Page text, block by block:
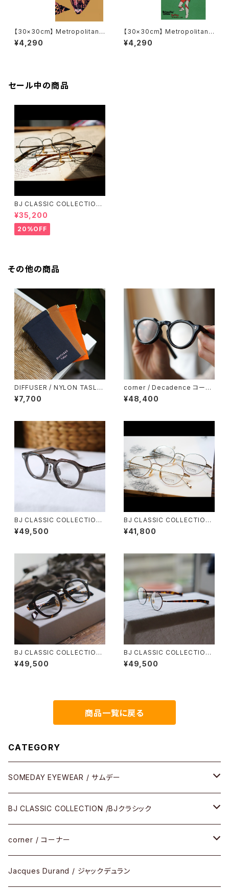
【30×30cm】 Metropolitan
Crossbottle メトロポリタンク
ロスボトル MCB-30-61 / hea
¥4,290
【30×30cm】 Metropolitan
Crossbottle メトロポリタンク
ロスボトル MCB347 / ウルトラ
¥4,290
セール中の商品
BJ CLASSIC COLLECTION
¥35,200
20%OFF
その他の商品
DIFFUSER / NYLON TASLA
N SOFT EYEWEAR CASE メ
ガネケース
¥7,700
corner / Decadence コーナ
ー デカダンス <orner
¥48,400
BJ CLASSIC COLLECTION
CE-578MP BJクラシック セル
ロイド クラウンパント
¥49,500
BJ CLASSIC COLLECTION
PREM-114NT ボストン BJクラ
シック
¥41,800
BJ CLASSIC COLLECTION
COM-577N BJクラシック パリ
ジャン 2025AW
¥49,500
BJ CLASSIC COLLECTION
PREM-114S FPT BJクラシッ
ク 2025AW
¥49,500
商品一覧に戻る
CATEGORY
SOMEDAY EYEWEAR / サムデー
メガネ
サングラス
アパレル
BJ CLASSIC COLLECTION /BJクラシック
CELLULOID（CRAFTSMAN EDITION）
SHINBARI（CRAFTSMAN EDITION）
corner / コーナー
リサーチシリーズ
Jacques Durand / ジャックデュラン